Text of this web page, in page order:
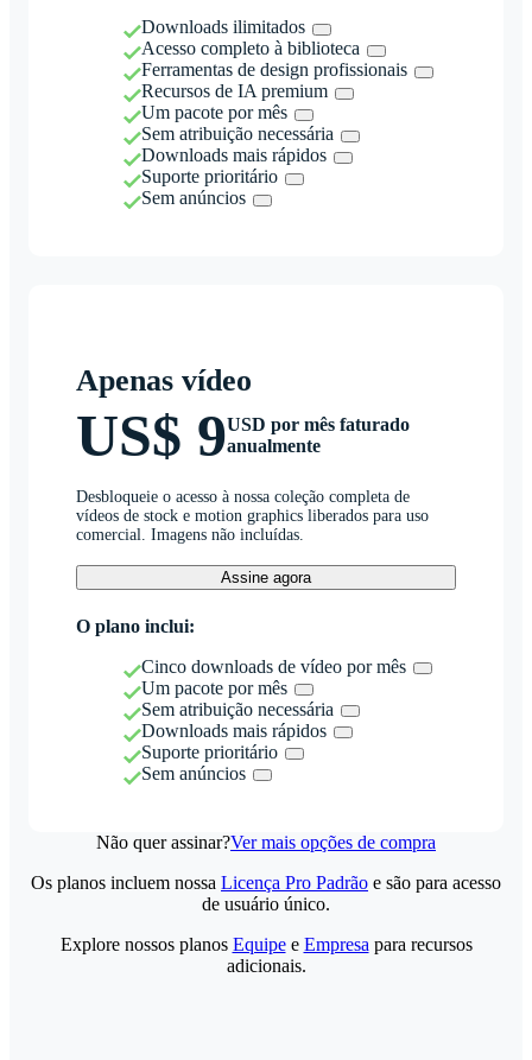
Downloads ilimitados
Acesso completo à biblioteca
Ferramentas de design profissionais
Recursos de IA premium
Um pacote por mês
Sem atribuição necessária
Downloads mais rápidos
Suporte prioritário
Sem anúncios
Apenas vídeo
US$ 9USD por mês faturado
anualmente
Desbloqueie o acesso à nossa coleção completa de
vídeos de stock e motion graphics liberados para uso
comercial. Imagens não incluídas.
Assine agora
O plano inclui:
Cinco downloads de vídeo por mês
Um pacote por mês
Sem atribuição necessária
Downloads mais rápidos
Suporte prioritário
Sem anúncios
Não quer assinar?Ver mais opções de compra
Os planos incluem nossa Licença Pro Padrão e são para acesso
de usuário único.
Explore nossos planos Equipee Empresa para recursos
adicionais.